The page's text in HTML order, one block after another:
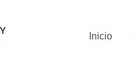
Inicio